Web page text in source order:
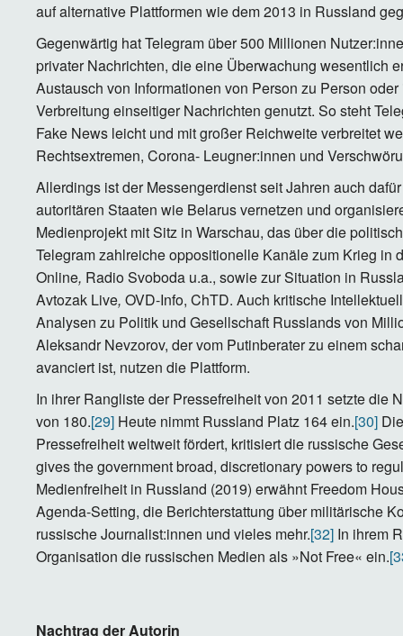
auf alternative Plattformen wie dem 2013 in Russland
Gegenwärtig hat Telegram über 500 Millionen
privater Nachrichten, die eine Überwachung wesentlich
Austausch von Informationen von Person zu Person
Verbreitung einseitiger Nachrichten genutzt. So steht
Fake News leicht und mit großer Reichweite verbreitet
Rechtsextremen, Corona- Leugner:innen und
Allerdings ist der Messengerdienst seit Jahren auch
autoritären Staaten wie Belarus vernetzen und
Medienprojekt mit Sitz in Warschau, das über die
Telegram zahlreiche oppositionelle Kanäle zum Krieg in
Online, Radio Svoboda u.a., sowie zur Situation in
Avtozak Live, OVD-Info, ChTD. Auch kritische
Analysen zu Politik und Gesellschaft Russlands von
Aleksandr Nevzorov, der vom Putinberater zu einem
avanciert ist, nutzen die Plattform.
In ihrer Rangliste der Pressefreiheit von 2011 setzte die
von 180.[29] Heute nimmt Russland Platz 164 ein.[30]
Pressefreiheit weltweit fördert, kritisiert die russische
gives the government broad, discretionary powers to
Medienfreiheit in Russland (2019) erwähnt Freedom
Agenda-Setting, die Berichterstattung über militärische
russische Journalist:innen und vieles mehr.[32] In ihrem
Organisation die russischen Medien als »Not Free« ein.
Nachtrag der Autorin